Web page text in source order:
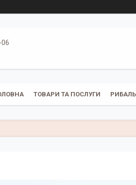
ТОВАРИ ТА ПОСЛУГИ